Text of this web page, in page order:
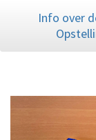
Info over